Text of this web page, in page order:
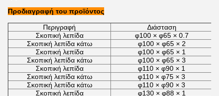
Προδιαγραφή του προϊόντος
Περιγραφή
Διάσταση
Σκοπική λεπίδα
φ100 × φ65 × 0.7
Σκοπική λεπίδα κάτω
φ100 × φ65 × 2
Σκοπική λεπίδα
φ100 × φ65 × 1
Σκοπική λεπίδα κάτω
φ100 × φ65 × 3
Σκοπική λεπίδα
φ110 × φ90 × 1
Σκοπική λεπίδα κάτω
φ110 × φ75 × 3
Σκοπική λεπίδα κάτω
φ110 × φ90 × 3
Σκοπική λεπίδα
φ130 × φ88 × 1